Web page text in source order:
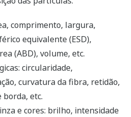
comprimento, largura,
equivalente (ESD),
(ABD), volume, etc.
circularidade,
curvatura da fibra, retidão,
etc.
e cores: brilho, intensidade